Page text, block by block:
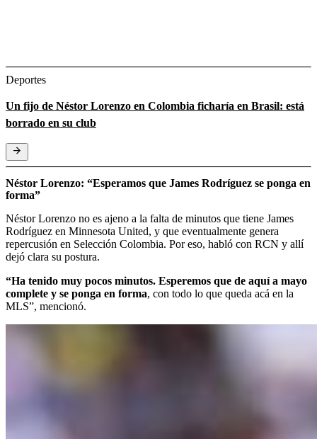
Deportes
Un fijo de Néstor Lorenzo en Colombia ficharía en Brasil: está
borrado en su club
Néstor Lorenzo: “Esperamos que James Rodríguez se ponga en
forma”
Néstor Lorenzo no es ajeno a la falta de minutos que tiene James
Rodríguez en Minnesota United, y que eventualmente genera
repercusión en Selección Colombia. Por eso, habló con RCN y allí
dejó clara su postura.
“Ha tenido muy pocos minutos. Esperemos que de aquí a mayo
complete y se ponga en forma, con todo lo que queda acá en la
MLS”, mencionó.